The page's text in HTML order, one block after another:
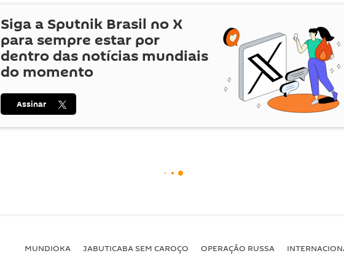
Siga a Sputnik Brasil noX
para sempre estar por
dentro das notícias mundiais
do momento
Assinar
MUNDIOKA JABUTICABA SEM CAROÇO OPERAÇÃO RUSSA